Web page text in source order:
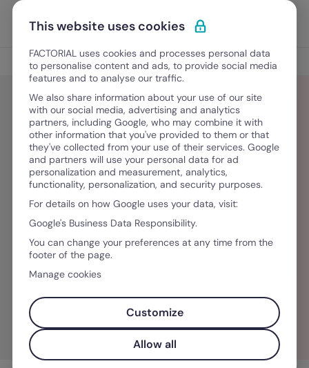
Ir para o conteúdo
Experimente Grátis
Blog
Bruna Valtrick
Bruna Valtrick é redatora da Factorial para o
mercado do Brasil. Graduada em Jornalismo e
apaixonada por escrita e linguagem, acredita no
poder da informação para educar e
transformar a sociedade um dia de cada vez.
This website uses cookies
FACTORIAL uses cookies and processes personal data
to personalise content and ads, to provide social media
features and to analyse our traffic.
We also share information about your use of our site
with our social media, advertising and analytics
partners, including Google, who may combine it with
other information that you've provided to them or that
they've collected from your use of their services. Google
and partners will use your personal data for ad
personalization and measurement, analytics,
functionality, personalization, and security purposes.
For details on how Google uses your data, visit:
Google's Business Data Responsibility.
You can change your preferences at any time from the
footer of the page.
Manage cookies
Customize
Allow all